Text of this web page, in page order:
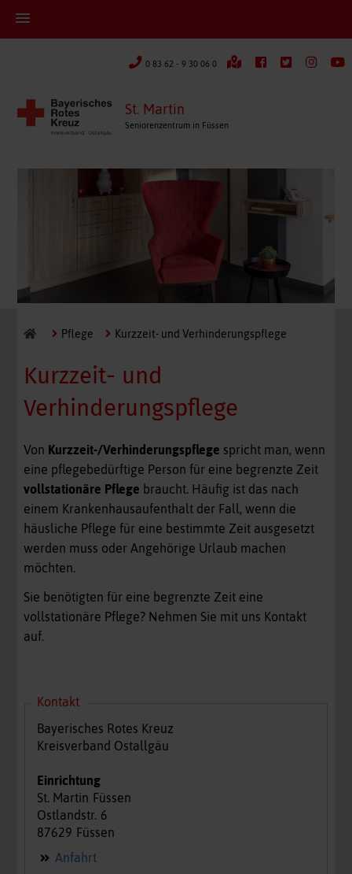
0 83 62 - 9 30 06 0
St. Martin
Seniorenzentrum in Füssen
Pflege Kurzzeit- und Verhinderungspflege
Kurzzeit- und
Verhinderungspflege
Von Kurzzeit-/Verhinderungspflege spricht man, wenn
eine pflegebedürftige Person für eine begrenzte Zeit
vollstationäre Pflege braucht. Häufig ist das nach
einem Krankenhausaufenthalt der Fall, wenn die
häusliche Pflege für eine bestimmte Zeit ausgesetzt
werden muss oder Angehörige Urlaub machen
möchten.
Sie benötigten für eine begrenzte Zeit eine
vollstationäre Pflege? Nehmen Sie mit uns Kontakt
auf.
Kontakt
Bayerisches Rotes Kreuz
Kreisverband Ostallgäu
Einrichtung
St. Martin Füssen
Ostlandstr. 6
87629 Füssen
Anfahrt